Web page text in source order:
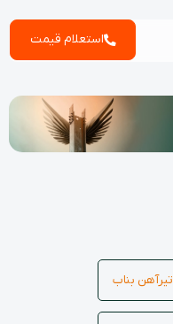
استعلام قیمت
تیرآهن بناب